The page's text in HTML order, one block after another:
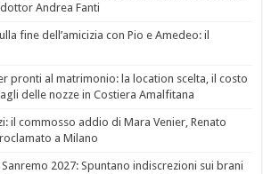
Andrea Fanti
fine dell’amicizia con Pio e Amedeo: il
pronti al matrimonio: la location scelta, il costo
delle nozze in Costiera Amalfitana
il commosso addio di Mara Venier, Renato
a Milano
2027: Spuntano indiscrezioni sui brani